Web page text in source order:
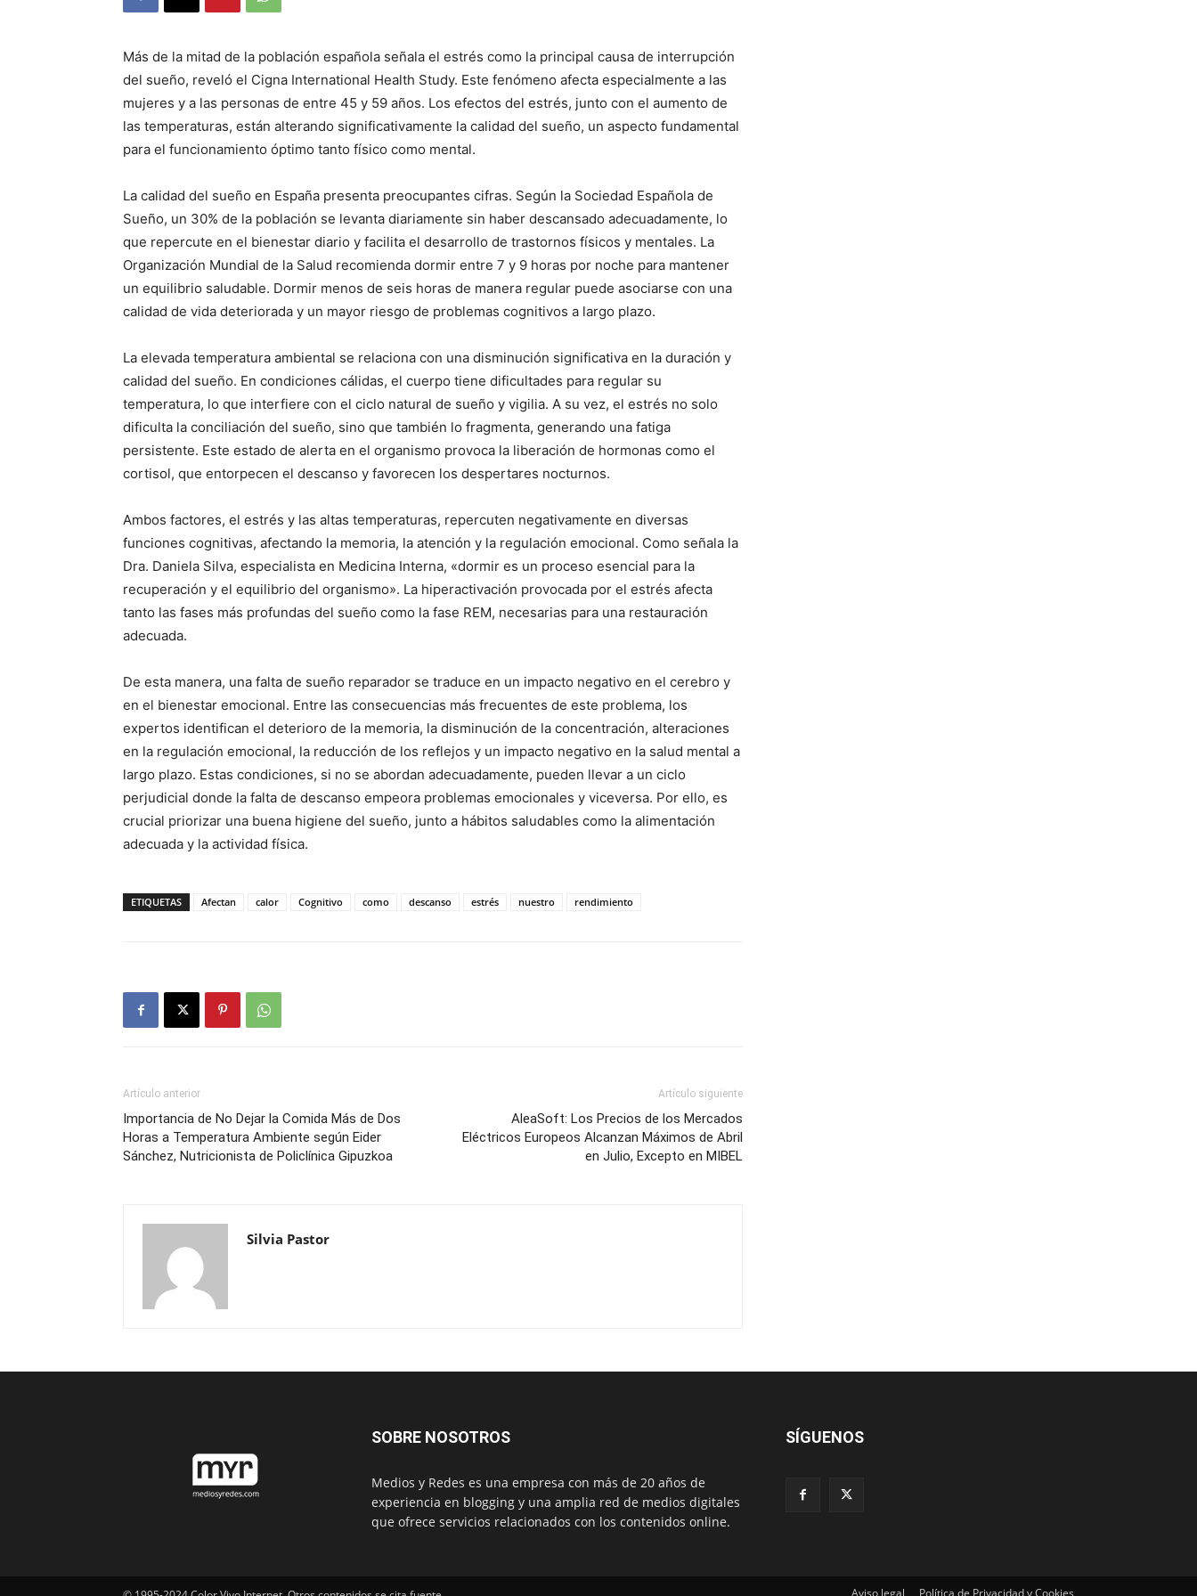
Más de la mitad de la población española señala el estrés como la principal causa de interrupción
del sueño, reveló el Cigna International Health Study. Este fenómeno afecta especialmente a las
mujeres y a las personas de entre 45 y 59 años. Los efectos del estrés, junto con el aumento de
las temperaturas, están alterando significativamente la calidad del sueño, un aspecto fundamental
para el funcionamiento óptimo tanto físico como mental.
La calidad del sueño en España presenta preocupantes cifras. Según la Sociedad Española de
Sueño, un 30% de la población se levanta diariamente sin haber descansado adecuadamente, lo
que repercute en el bienestar diario y facilita el desarrollo de trastornos físicos y mentales. La
Organización Mundial de la Salud recomienda dormir entre 7 y 9 horas por noche para mantener
un equilibrio saludable. Dormir menos de seis horas de manera regular puede asociarse con una
calidad de vida deteriorada y un mayor riesgo de problemas cognitivos a largo plazo.
La elevada temperatura ambiental se relaciona con una disminución significativa en la duración y
calidad del sueño. En condiciones cálidas, el cuerpo tiene dificultades para regular su
temperatura, lo que interfiere con el ciclo natural de sueño y vigilia. A su vez, el estrés no solo
dificulta la conciliación del sueño, sino que también lo fragmenta, generando una fatiga
persistente. Este estado de alerta en el organismo provoca la liberación de hormonas como el
cortisol, que entorpecen el descanso y favorecen los despertares nocturnos.
Ambos factores, el estrés y las altas temperaturas, repercuten negativamente en diversas
funciones cognitivas, afectando la memoria, la atención y la regulación emocional. Como señala la
Dra. Daniela Silva, especialista en Medicina Interna, «dormir es un proceso esencial para la
recuperación y el equilibrio del organismo». La hiperactivación provocada por el estrés afecta
tanto las fases más profundas del sueño como la fase REM, necesarias para una restauración
adecuada.
De esta manera, una falta de sueño reparador se traduce en un impacto negativo en el cerebro y
en el bienestar emocional. Entre las consecuencias más frecuentes de este problema, los
expertos identifican el deterioro de la memoria, la disminución de la concentración, alteraciones
en la regulación emocional, la reducción de los reflejos y un impacto negativo en la salud mental a
largo plazo. Estas condiciones, si no se abordan adecuadamente, pueden llevar a un ciclo
perjudicial donde la falta de descanso empeora problemas emocionales y viceversa. Por ello, es
crucial priorizar una buena higiene del sueño, junto a hábitos saludables como la alimentación
adecuada y la actividad física.
ETIQUETAS Afectan calor Cognitivo como descanso estrés nuestro rendimiento
Artículo anterior
Importancia de No Dejar la Comida Más de Dos
Horas a Temperatura Ambiente según Eider
Sánchez, Nutricionista de Policlínica Gipuzkoa
Artículo siguiente
AleaSoft: Los Precios de los Mercados
Eléctricos Europeos Alcanzan Máximos de Abril
en Julio, Excepto en MIBEL
Silvia Pastor
SOBRE NOSOTROS
Medios y Redes es una empresa con más de 20 años de
experiencia en blogging y una amplia red de medios digitales
que ofrece servicios relacionados con los contenidos online.
SÍGUENOS
Aviso legal Política de Privacidad y Cookies